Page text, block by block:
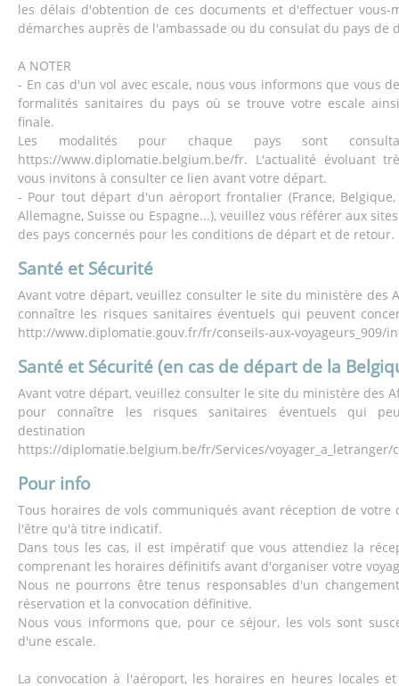
les délais d'obtention de ces documents et d'effectuer vous-
démarches auprès de l'ambassade ou du consulat du pays de
A NOTER
- En cas d'un vol avec escale, nous vous informons que vous
formalités sanitaires du pays où se trouve votre escale
finale.
Les modalités pour chaque pays sont
https://www.diplomatie.belgium.be/fr. L'actualité évoluant
vous invitons à consulter ce lien avant votre départ.
- Pour tout départ d'un aéroport frontalier (France, Belgique,
Allemagne, Suisse ou Espagne...), veuillez vous référer aux
des pays concernés pour les conditions de départ et de retour.
Santé et Sécurité
Avant votre départ, veuillez consulter le site du ministère des
connaître les risques sanitaires éventuels qui peuvent
http://www.diplomatie.gouv.fr/fr/conseils-aux-voyageurs_909/
Santé et Sécurité (en cas de départ de la
Avant votre départ, veuillez consulter le site du ministère des
pour connaître les risques sanitaires éventuels qui
https://diplomatie.belgium.be/fr/Services/voyager_a_letranger/
Pour info
Tous horaires de vols communiqués avant réception de votre
l'être qu'à titre indicatif.
Dans tous les cas, il est impératif que vous attendiez la
comprenant les horaires définitifs avant d'organiser votre
Nous ne pourrons être tenus responsables d'un
réservation et la convocation définitive.
Nous vous informons que, pour ce séjour, les vols sont
d'une escale.
La convocation à l'aéroport, les horaires en heures locales